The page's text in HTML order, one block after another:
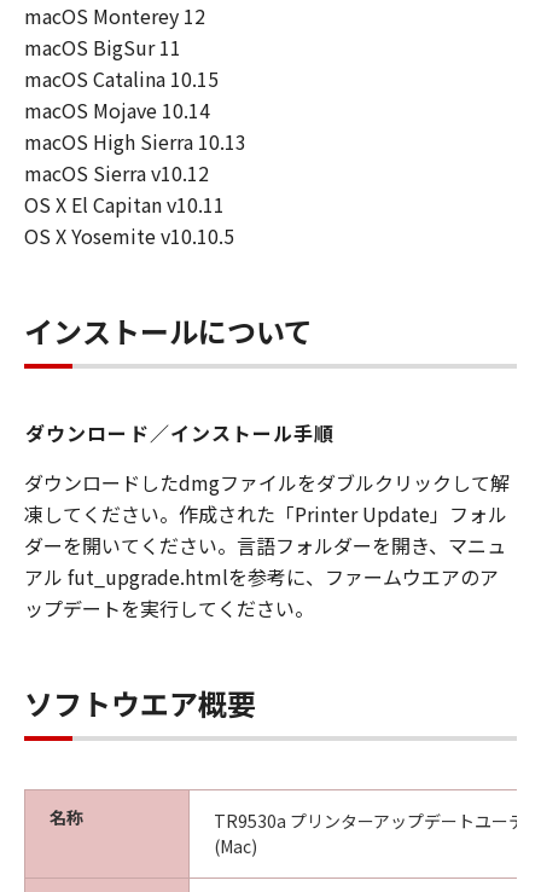
macOS Monterey 12
macOS BigSur 11
macOS Catalina 10.15
macOS Mojave 10.14
macOS High Sierra 10.13
macOS Sierra v10.12
OS X El Capitan v10.11
OS X Yosemite v10.10.5
インストールについて
ダウンロード／インストール手順
ダウンロードしたdmgファイルをダブルクリックして解
凍してください。作成された「Printer Update」フォル
ダーを開いてください。言語フォルダーを開き、マニュ
アル fut_upgrade.htmlを参考に、ファームウエアのア
ップデートを実行してください。
ソフトウエア概要
名称
TR9530a プリンターアップデートユーテ
(Mac)